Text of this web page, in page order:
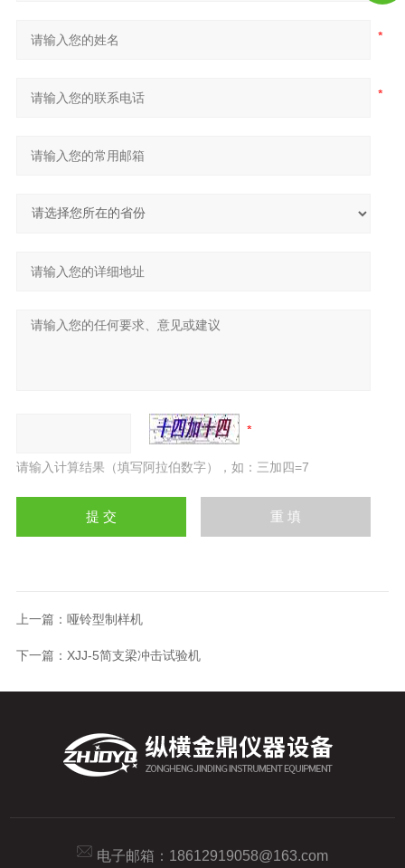
请输入计算结果（填写阿拉伯数字），如：三加四=7
上一篇： 哑铃型制样机
下一篇： XJJ-5简支梁冲击试验机
电子邮箱： 18612919058@163.com